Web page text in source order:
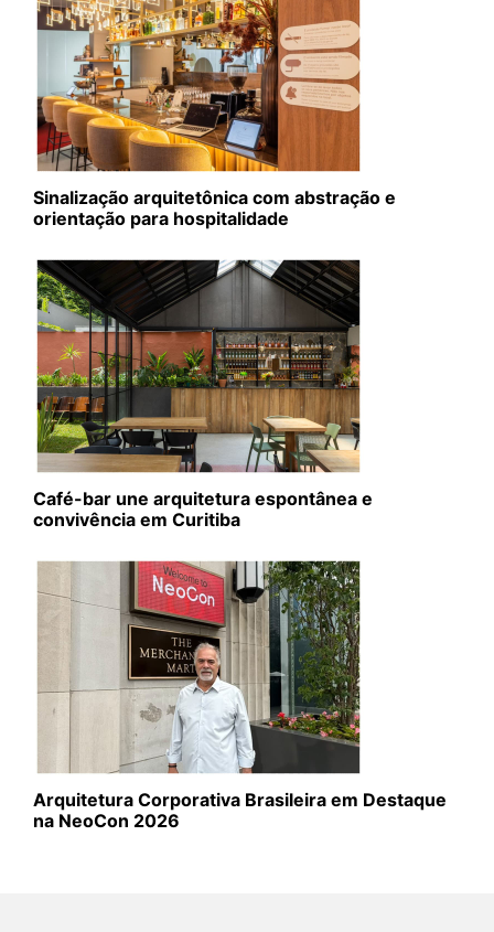
Sinalização arquitetônica com abstração e
orientação para hospitalidade
Café-bar une arquitetura espontânea e
convivência em Curitiba
Arquitetura Corporativa Brasileira em Destaque
na NeoCon 2026